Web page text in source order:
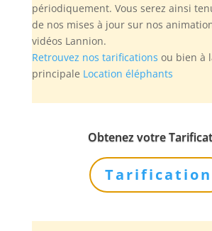
périodiquement. Vous serez ainsi
de nos mises à jour sur nos
vidéos Lannion.
Retrouvez nos tarifications ou bien à
principale Location éléphants
Obtenez votre
Tarification